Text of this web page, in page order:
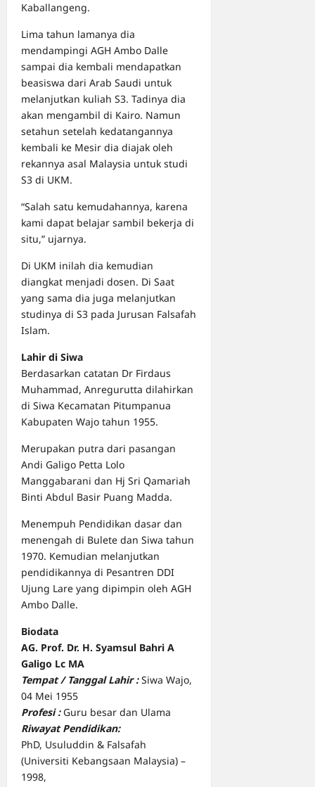
Kaballangeng.
Lima tahun lamanya dia
mendampingi AGH Ambo Dalle
sampai dia kembali mendapatkan
beasiswa dari Arab Saudi untuk
melanjutkan kuliah S3. Tadinya dia
akan mengambil di Kairo. Namun
setahun setelah kedatangannya
kembali ke Mesir dia diajak oleh
rekannya asal Malaysia untuk studi
S3 di UKM.
“Salah satu kemudahannya, karena
kami dapat belajar sambil bekerja di
situ,” ujarnya.
Di UKM inilah dia kemudian
diangkat menjadi dosen. Di Saat
yang sama dia juga melanjutkan
studinya di S3 pada Jurusan Falsafah
Islam.
Lahir di Siwa
Berdasarkan catatan Dr Firdaus
Muhammad, Anregurutta dilahirkan
di Siwa Kecamatan Pitumpanua
Kabupaten Wajo tahun 1955.
Merupakan putra dari pasangan
Andi Galigo Petta Lolo
Manggabarani dan Hj Sri Qamariah
Binti Abdul Basir Puang Madda.
Menempuh Pendidikan dasar dan
menengah di Bulete dan Siwa tahun
1970. Kemudian melanjutkan
pendidikannya di Pesantren DDI
Ujung Lare yang dipimpin oleh AGH
Ambo Dalle.
Biodata
AG. Prof. Dr. H. Syamsul Bahri A
Galigo Lc MA
Tempat / Tanggal Lahir :Siwa Wajo,
04 Mei 1955
Profesi :Guru besar dan Ulama
Riwayat Pendidikan:
PhD, Usuluddin & Falsafah
(Universiti Kebangsaan Malaysia) –
1998,